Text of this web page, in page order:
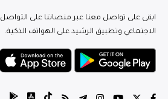
ابقى على تواصل معنا عبر منصاتنا على التواصل
الاجتماعي وتطبيق الرشيد على الهواتف الذكية.